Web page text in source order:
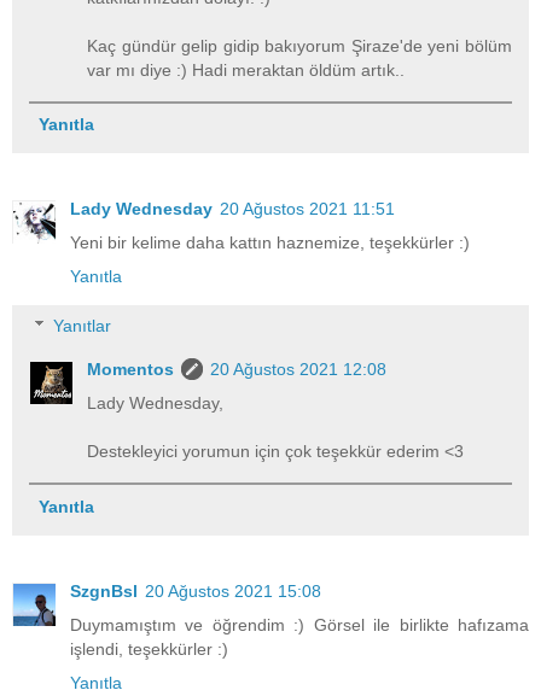
Kaç gündür gelip gidip bakıyorum Şiraze'de yeni bölüm
var mı diye :) Hadi meraktan öldüm artık..
Yanıtla
Lady Wednesday 20 Ağustos 2021 11:51
Yeni bir kelime daha kattın haznemize, teşekkürler :)
Yanıtla
Yanıtlar
Momentos
20 Ağustos 2021 12:08
Lady Wednesday,
Destekleyici yorumun için çok teşekkür ederim <3
Yanıtla
SzgnBsl 20 Ağustos 2021 15:08
Duymamıştım ve öğrendim :) Görsel ile birlikte hafızama
işlendi, teşekkürler :)
Yanıtla